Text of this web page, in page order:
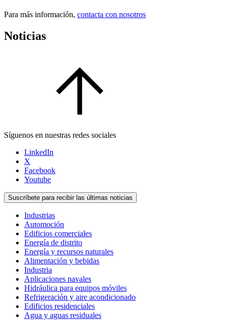
Para más información, contacta con nosotros
Noticias
Síguenos en nuestras redes sociales
LinkedIn
X
Facebook
Youtube
Suscríbete para recibir las últimas noticias
Industrias
Automoción
Edificios comerciales
Energía de distrito
Energía y recursos naturales
Alimentación y bebidas
Industria
Aplicaciones navales
Hidráulica para equipos móviles
Refrigeración y aire acondicionado
Edificios residenciales
Agua y aguas residuales